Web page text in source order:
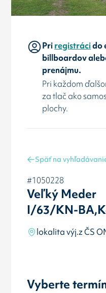
Priregistrácido
billboardov
prenájmu.
Pri každom
za tlač ako
plochy.
Späť na
#1050228
Veľký Meder
I/63/KN-
lokalita výj.z ČS
Vyberte